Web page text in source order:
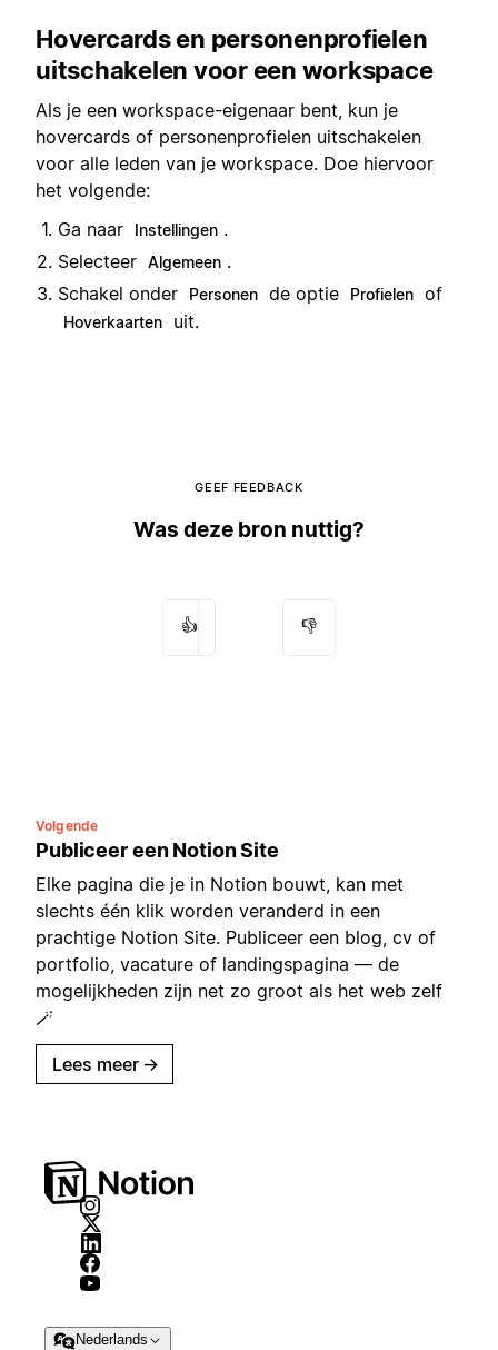
Hovercards en personenprofielen
uitschakelen voor een workspace
Als je een workspace-eigenaar bent, kun je
hovercards of personenprofielen uitschakelen
voor alle leden van je workspace. Doe hiervoor
het volgende:
Ga naar
Instellingen .
Selecteer Algemeen .
Schakel onder
Personen de optie Profielen of
Hoverkaarten uit.
GEEF FEEDBACK
Was deze bron nuttig?
👍 👎
Volgende
Publiceer een Notion Site
Elke pagina die je in Notion bouwt, kan met
slechts één klik worden veranderd in een
prachtige Notion Site. Publiceer een blog, cv of
portfolio, vacature of landingspagina — de
mogelijkheden zijn net zo groot als het web zelf
🪄
Lees meer →
Nederlands